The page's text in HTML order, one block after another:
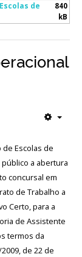
de
840
kB
Escolas de
a abertura
concursal em
de Trabalho a
Certo, para a
de Assistente
termos da
de 22 de